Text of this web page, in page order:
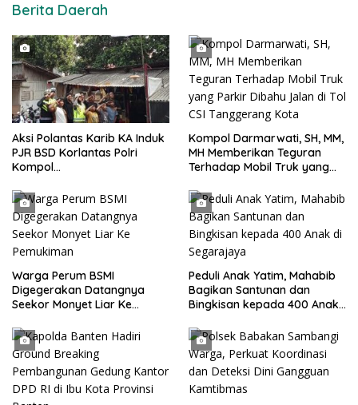
Berita Daerah
Aksi Polantas Karib KA Induk
PJR BSD Korlantas Polri
Kompol
bersama Personilnya
Membagikan Bendera Merah
Putih Berserta Tiangnya
Kompol Darmarwati, SH, MM,
MH Memberikan Teguran
Terhadap Mobil Truk yang
Tanggerang Kota
Warga Perum BSMI
Digegerakan Datangnya
Seekor Monyet Liar Ke
Peduli Anak Yatim, Mahabib
Bagikan Santunan dan
Bingkisan kepada 400 Anak